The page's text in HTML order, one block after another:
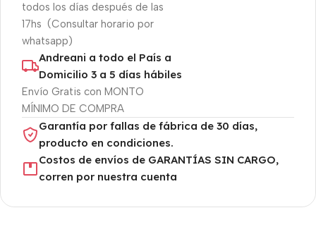
todos los días después de las
17hs (Consultar horario por
whatsapp)
Andreani a todo el País a
Domicilio 3 a 5 días hábiles
Envío Gratis con MONTO
MÍNIMO DE COMPRA
Garantía por fallas de fábrica de 30 días,
producto en condiciones.
Costos de envíos de GARANTÍAS SIN CARGO,
corren por nuestra cuenta